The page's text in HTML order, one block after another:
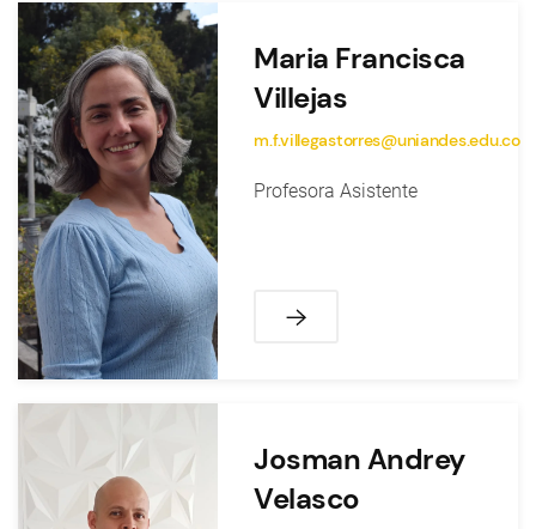
Maria Francisca
Villejas
m.f.villegastorres@uniandes.edu.co
Profesora Asistente
Josman Andrey
Velasco